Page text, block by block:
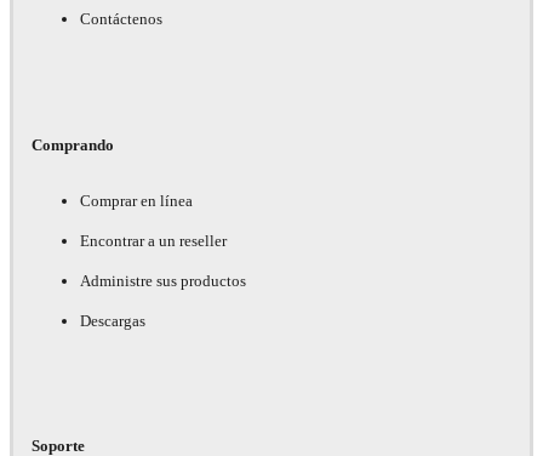
Contáctenos
Comprando
Comprar en línea
Encontrar a un reseller
Administre sus productos
Descargas
Soporte